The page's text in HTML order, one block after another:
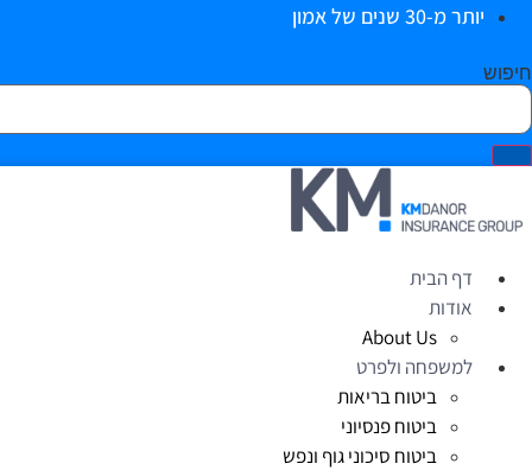
יותר מ-30 שנים של אמון
חיפוש
דף הבית
אודות
About Us
למשפחה ולפרט
ביטוח בריאות
ביטוח פנסיוני
ביטוח סיכוני גוף ונפש